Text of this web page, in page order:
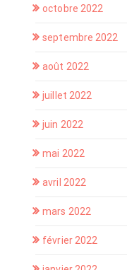
octobre 2022
septembre 2022
août 2022
juillet 2022
juin 2022
mai 2022
avril 2022
mars 2022
février 2022